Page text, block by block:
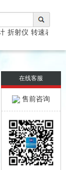
折射仪 转速表
在线客服
售前咨询